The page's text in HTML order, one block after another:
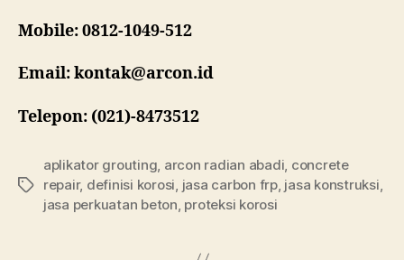
Mobile: 0812-1049-512
Email: kontak@arcon.id
Telepon: (021)-8473512
Tags
aplikator grouting arcon radian abadi concrete
repair, definisi korosi jasa carbon frp, jasa konstruksi
jasa perkuatan beton proteksi korosi